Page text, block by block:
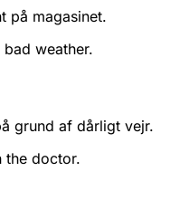
på magasinet.
weather.
grund af dårligt vejr.
the doctor.